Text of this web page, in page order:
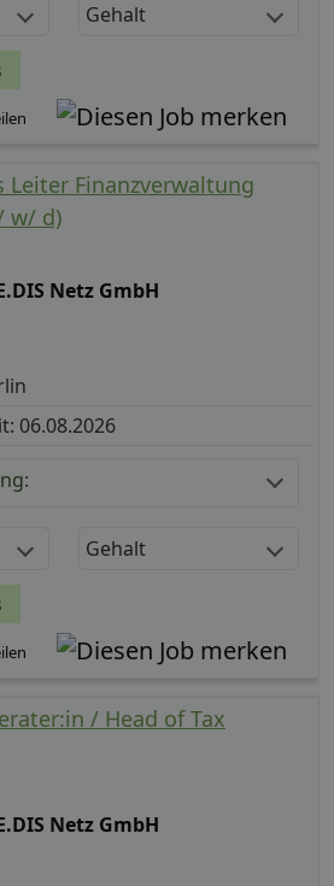
Gehalt
Leiter Finanzverwaltung
w/ d)
Netz GmbH
06.08.2026
Gehalt
/ Head of Tax
Netz GmbH